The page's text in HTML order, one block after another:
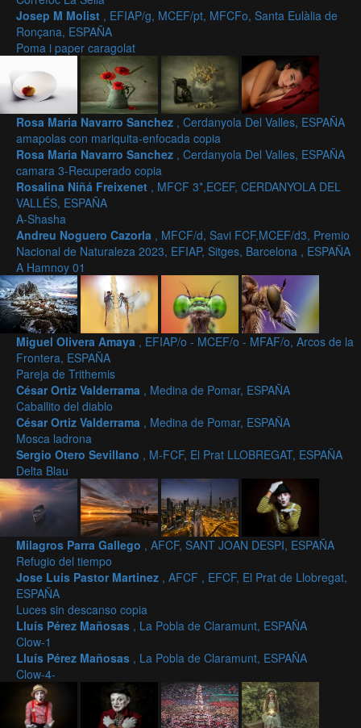
Josep M Molist , EFIAP/g, MCEF/pt, MFCFo, Santa Eulàlia de
Ronçana, ESPAÑA
Poma i paper caragolat
Rosa Maria Navarro Sanchez , Cerdanyola Del Valles, ESPAÑA
amapolas con mariquita-enfocada copia
Rosa Maria Navarro Sanchez , Cerdanyola Del Valles, ESPAÑA
camara 3-Recuperado copia
Rosalina Niñá Freixenet , MFCF 3*,ECEF, CERDANYOLA DEL
VALLÉS, ESPAÑA
A-Shasha
Andreu Noguero Cazorla , MFCF/d, Savi FCF,MCEF/d3, Premio
Nacional de Naturaleza 2023, EFIAP, Sitges, Barcelona , ESPAÑA
A Hamnoy 01
Miguel Olivera Amaya , EFIAP/o - MCEF/o - MFAF/o, Arcos de la
Frontera, ESPAÑA
Pareja de Trithemis
César Ortiz Valderrama , Medina de Pomar, ESPAÑA
Caballito del diablo
César Ortiz Valderrama , Medina de Pomar, ESPAÑA
Mosca ladrona
Sergio Otero Sevillano , M-FCF, El Prat LLOBREGAT, ESPAÑA
Delta Blau
Milagros Parra Gallego , AFCF, SANT JOAN DESPI, ESPAÑA
Refugio del tiempo
Jose Luis Pastor Martinez , AFCF , EFCF, El Prat de Llobregat,
ESPAÑA
Luces sin descanso copia
Lluís Pérez Mañosas , La Pobla de Claramunt, ESPAÑA
Clow-1
Lluís Pérez Mañosas , La Pobla de Claramunt, ESPAÑA
Clow-4-